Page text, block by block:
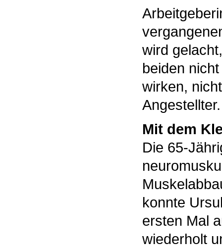
wird
beiden
wirken,
Angestellter.
Mit dem
Die 65-
konnte
ersten Mal
wiederholt